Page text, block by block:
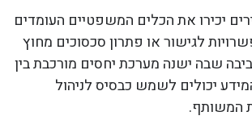
יכירו את הכלים המשפטיים העומדים
לגישור או פתרון סכסוכים מחוץ
שבה ישנה מערכת יחסים מורכבת בין
יכולים לשמש כבסיס לניהול
המשותף.